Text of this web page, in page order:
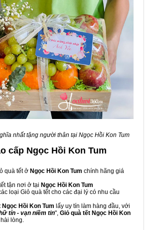
nhất tặng người thân tại Ngọc Hồi Kon Tum
cấp Ngọc Hồi Kon Tum
quà tết ở Ngọc Hồi Kon Tum chính hãng giá
tận nơi ở tại Ngọc Hồi Kon Tum
loại Giỏ quà tết cho các đại lý có nhu cầu
Ngọc Hồi Kon Tum lấy uy tín làm hàng đầu, với
tín - vạn niềm tin", Giỏ quà tết Ngọc Hồi Kon
lòng.